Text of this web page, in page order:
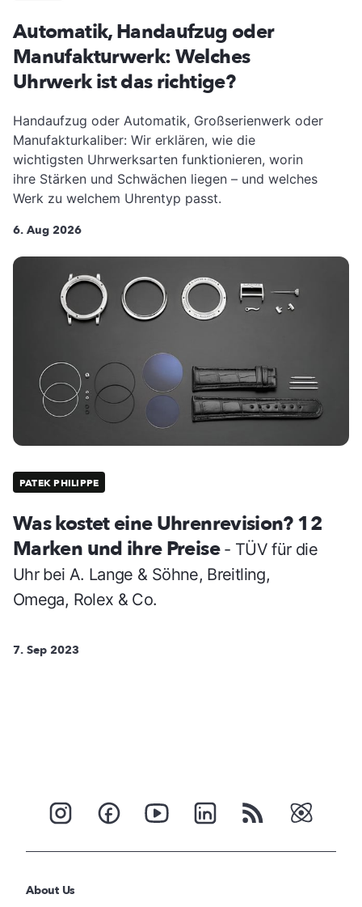
Automatik, Handaufzug oder
Manufakturwerk: Welches
Uhrwerk ist das richtige?
Handaufzug oder Automatik, Großserienwerk oder
Manufakturkaliber: Wir erklären, wie die
wichtigsten Uhrwerksarten funktionieren, worin
ihre Stärken und Schwächen liegen – und welches
Werk zu welchem Uhrentyp passt.
6. Aug 2026
PATEK PHILIPPE
Was kostet eine Uhrenrevision? 12
Marken und ihre Preise - TÜV für die
Uhr bei A. Lange & Söhne, Breitling,
Omega, Rolex & Co.
7. Sep 2023
About Us